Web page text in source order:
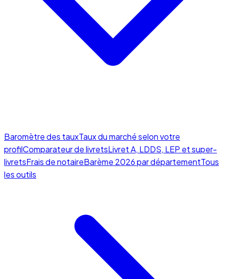
Baromètre des tauxTaux du marché selon votre
profilComparateur de livretsLivret A, LDDS, LEP et super-
livretsFrais de notaireBarème 2026 par départementTous
les outils